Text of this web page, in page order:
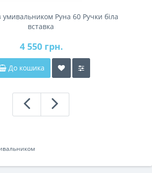
умивальником Руна 60 Ручки біла
вставка
4 550 грн.
До кошика